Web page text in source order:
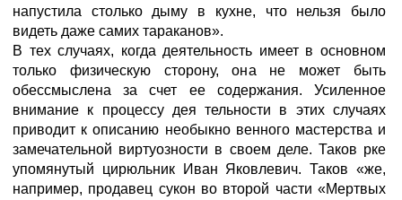
напустила столько дыму в кухне, что нельзя было
видеть даже самих тараканов».
В тех случаях, когда деятельность имеет в основном
только физическую сторону, она не может быть
обессмыслена за счет ее содержания. Усиленное
внимание к процессу дея тельности в этих случаях
приводит к описанию необыкно венного мастерства и
замечательной виртуозности в своем деле. Таков рке
упомянутый цирюльник Иван Яковлевич. Таков «же,
например, продавец сукон во второй части «Мертвых